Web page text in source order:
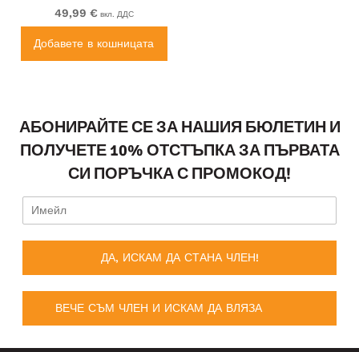
49,99 € вкл. ДДС
Добавете в кошницата
АБОНИРАЙТЕ СЕ ЗА НАШИЯ БЮЛЕТИН И
ПОЛУЧЕТЕ 10% ОТСТЪПКА ЗА ПЪРВАТА
СИ ПОРЪЧКА С ПРОМОКОД!
ДА, ИСКАМ ДА СТАНА ЧЛЕН!
ВЕЧЕ СЪМ ЧЛЕН И ИСКАМ ДА ВЛЯЗА